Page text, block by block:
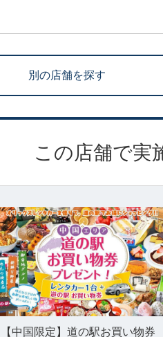
別の店舗を探す
この店舗で実
【中国限定】道の駅お買い物券